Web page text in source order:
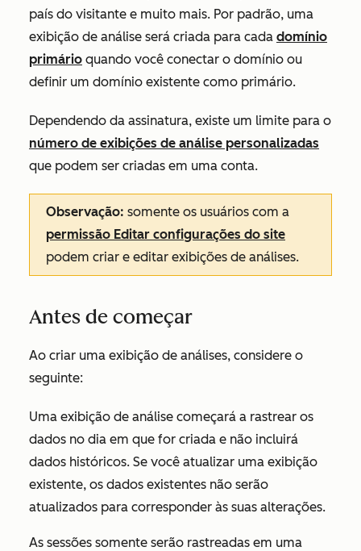
país do visitante e muito mais. Por padrão, uma
exibição de análise será criada para cada domínio
primário quando você conectar o domínio ou
definir um domínio existente como primário.
Dependendo da assinatura, existe um limite para o
número de exibições de análise personalizadas
que podem ser criadas em uma conta.
Observação: somente os usuários com a
permissão Editar configurações do site
podem criar e editar exibições de análises.
Antes de começar
Ao criar uma exibição de análises, considere o
seguinte:
Uma exibição de análise começará a rastrear os
dados no dia em que for criada e não incluirá
dados históricos. Se você atualizar uma exibição
existente, os dados existentes não serão
atualizados para corresponder às suas alterações.
As sessões somente serão rastreadas em uma